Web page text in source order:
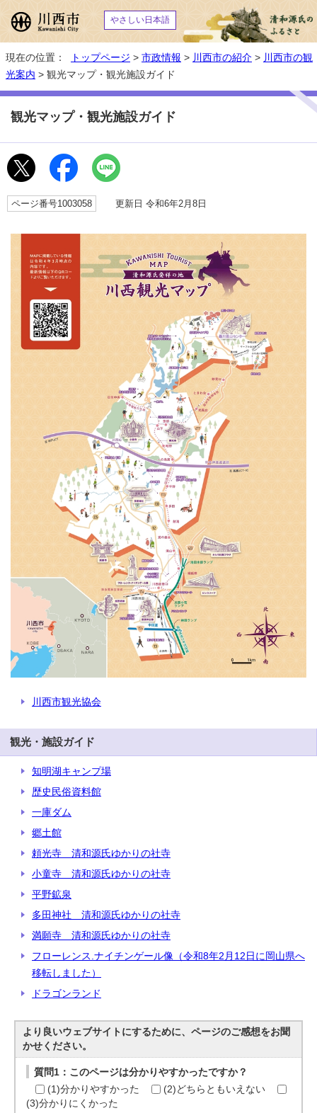
やさしい日本語
現在の位置： トップページ > 市政情報 > 川西市の紹介 > 川西市の観
光案内 > 観光マップ・観光施設ガイド
観光マップ・観光施設ガイド
ページ番号1003058 更新日 令和6年2月8日
川西市観光協会
観光・施設ガイド
知明湖キャンプ場
歴史民俗資料館
一庫ダム
郷土館
頼光寺 清和源氏ゆかりの社寺
小童寺 清和源氏ゆかりの社寺
平野鉱泉
多田神社 清和源氏ゆかりの社寺
満願寺 清和源氏ゆかりの社寺
フローレンス.ナイチンゲール像（令和8年2月12日に岡山県へ
移転しました）
ドラゴンランド
より良いウェブサイトにするために、ページのご感想をお聞
かせください。
質問1：このページは分かりやすかったですか？
(1)分かりやすかった
(2)どちらともいえない
(3)分かりにくかった